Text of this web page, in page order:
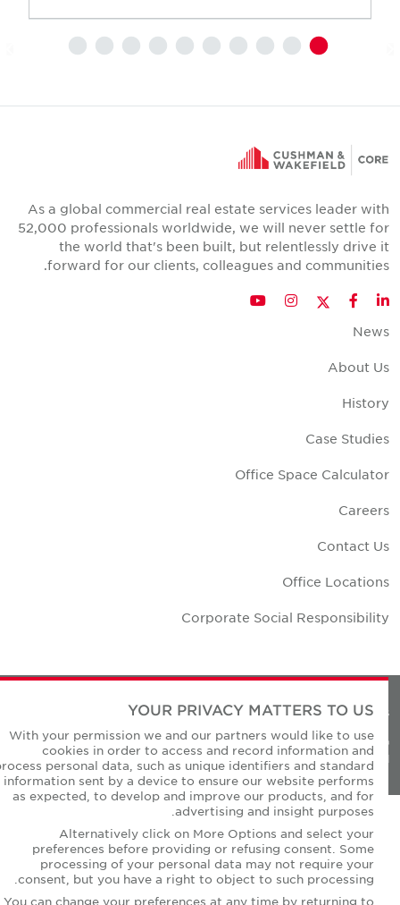
As a global commercial real estate services leader with
52,000 professionals worldwide, we will never settle for
the world that's been built, but relentlessly drive it
forward for our clients, colleagues and communities.
LinkedIn
Facebook
Twitter
Instagram
YouTube
News
About Us
History
Case Studies
Office Space Calculator
Careers
Contact Us
Office Locations
Corporate Social Responsibility
Privacy Policies
© Copyright Cushman & Wakefield Core 2026.
All Rights Reserved.
YOUR PRIVACY MATTERS TO US
With your permission we and our partners would like to use
cookies in order to access and record information and
process personal data, such as unique identifiers and standard
information sent by a device to ensure our website performs
as expected, to develop and improve our products, and for
advertising and insight purposes.
Alternatively click on More Options and select your
preferences before providing or refusing consent. Some
processing of your personal data may not require your
consent, but you have a right to object to such processing.
You can change your preferences at any time by returning to